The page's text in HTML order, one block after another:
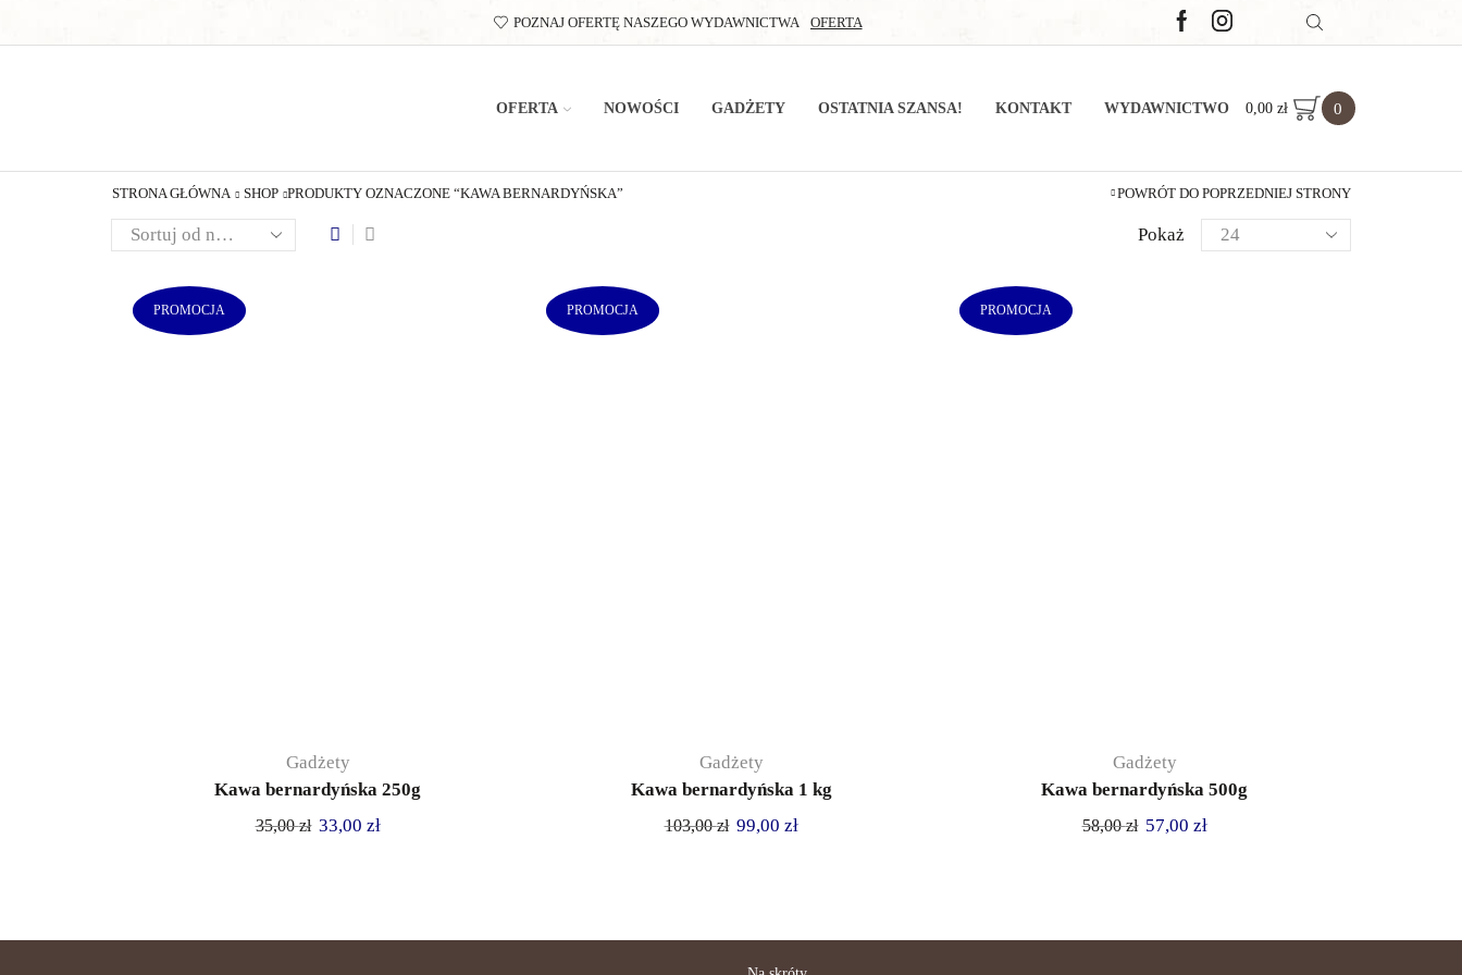
POZNAJ OFERTĘ NASZEGO WYDAWNICTWA OFERTA
OFERTA NOWOŚCI GADŻETY OSTATNIA SZANSA! KONTAKT WYDAWNICTWO 0,00zł 0
STRONA GŁÓWNA SHOP PRODUKTY OZNACZONE “KAWA BERNARDYŃSKA” POWRÓT DO POPRZEDNIEJ STRONY
Pokaż
PROMOCJA
Gadżety
Kawa bernardyńska 250g
35,00zł 33,00 zł
PROMOCJA
Gadżety
Kawa bernardyńska 1 kg
103,00zł 99,00 zł
PROMOCJA
Gadżety
Kawa bernardyńska 500g
58,00zł 57,00 zł